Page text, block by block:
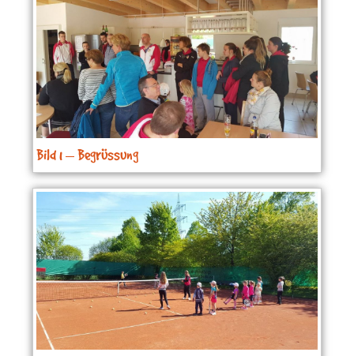
Bild 1 – Begrüssung